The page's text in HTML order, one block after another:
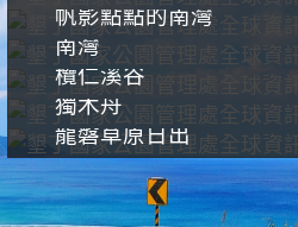
帆影點點的南灣
南灣
欖仁溪谷
獨木舟
龍磐草原日出